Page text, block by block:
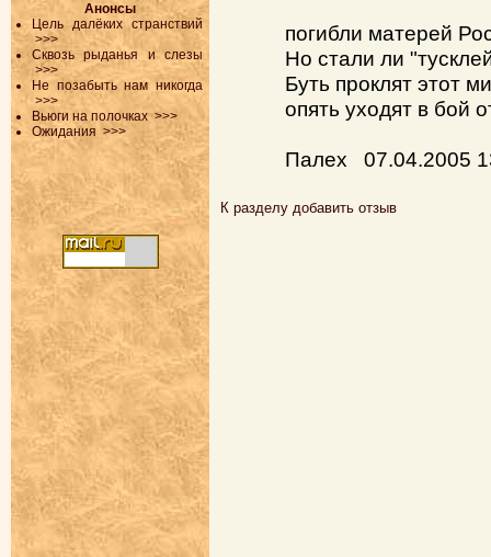
Анонсы
Цель далёких странствий
>>>
Сквозь рыданья и слезы
>>>
Не позабыть нам никогда
>>>
Вьюги на полочках >>>
Ожидания >>>
погибли матерей
Но стали ли
Буть проклят этот
опять уходят в бой
Палех
К разделу добавить отзыв